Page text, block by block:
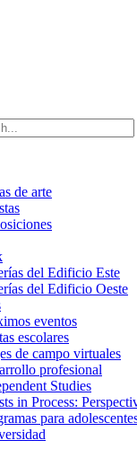
de arte
del Edificio Este
del Edificio Oeste
eventos
escolares
de campo virtuales
profesional
Studies
in Process:
para